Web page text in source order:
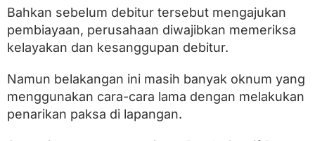
Bahkan sebelum debitur tersebut mengajukan
pembiayaan, perusahaan diwajibkan memeriksa
kelayakan dan kesanggupan debitur.
Namun belakangan ini masih banyak oknum yang
menggunakan cara-cara lama dengan melakukan
penarikan paksa di lapangan.